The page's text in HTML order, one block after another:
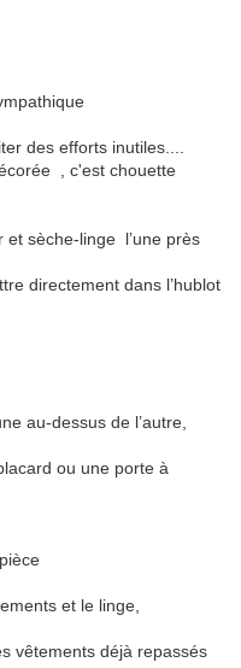
efforts inutiles....
c'est chouette
sèche-linge l’une près
directement dans l’hublot
au-dessus de l’autre,
ou une porte à
et le linge,
vêtements déjà repassés